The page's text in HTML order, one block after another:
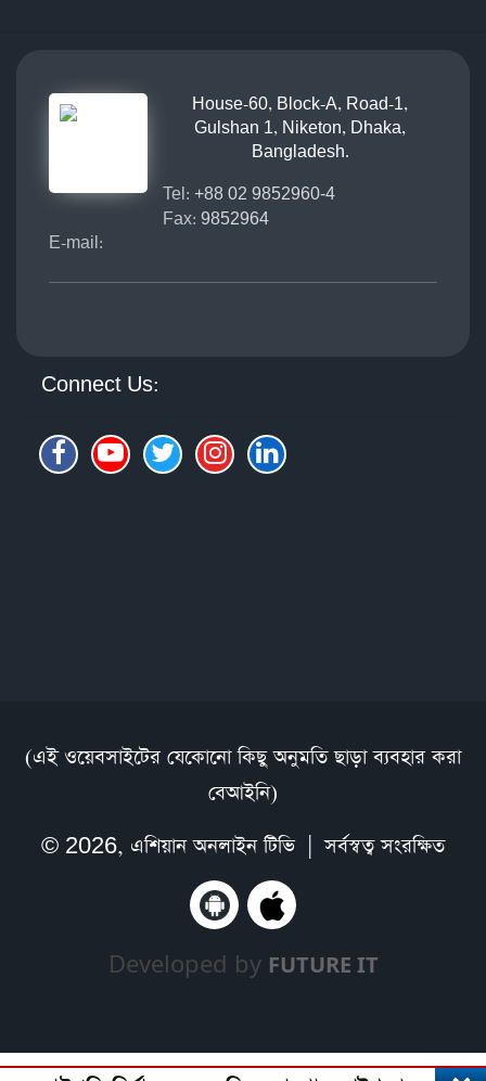
House-60, Block-A, Road-1,
Gulshan 1, Niketon, Dhaka,
Bangladesh.
Tel: +88 02 9852960-4
Fax: 9852964
E-mail:
Connect Us:
(এই ওয়েবসাইটের যেকোনো কিছু অনুমতি ছাড়া ব্যবহার করা
বেআইনি)
© 2026, এশিয়ান অনলাইন টিভি| সর্বস্বত্ব সংরক্ষিত
Developed by FUTURE IT